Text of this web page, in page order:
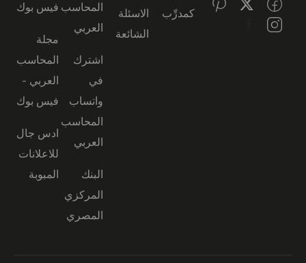
كمدرِّب
الاسئلة
الشائعة
المحاسب
العربي
اشترك
في
واتساب
المحاسب
العربي
البنك
المركزي
المصري
فيس بوك
مجلة
المحاسب
العربي -
فيس بوك
ادس جال
للاعلانات
المبوبة